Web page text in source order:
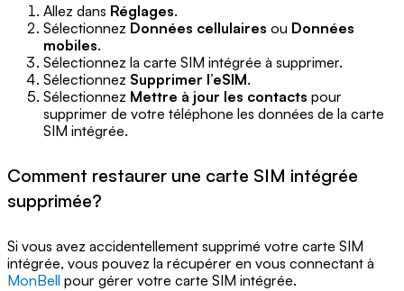
Allez dans Réglages.
Sélectionnez Données cellulaires ou Données
mobiles.
Sélectionnez la carte SIM intégrée à supprimer.
Sélectionnez Supprimer l’eSIM.
Sélectionnez Mettre à jour les contacts pour
supprimer de votre téléphone les données de la carte
SIM intégrée.
Comment restaurer une carte SIM intégrée
supprimée?
Si vous avez accidentellement supprimé votre carte SIM
intégrée, vous pouvez la récupérer en vous connectant à
MonBell pour gérer votre carte SIM intégrée.